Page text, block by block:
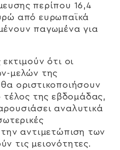
περίπου 16,4
από ευρωπαϊκά
παγωμένα για
ότι οι
μελών της
οριστικοποιήσουν
της εβδομάδας,
αναλυτικά
αντιμετώπιση των
τις μειονότητες.